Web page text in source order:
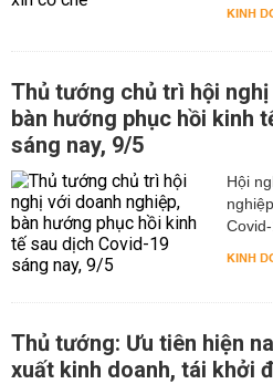
KINH
Thủ tướng chủ trì hội
bàn hướng phục hồi kinh
sáng nay, 9/5
Hội
KINH
Thủ tướng: Ưu tiên hiện
xuất kinh doanh, tái khởi